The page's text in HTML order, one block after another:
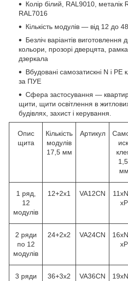
Колір білий, RAL9010, металік
RAL7016
Кількість модулів — від 12 до
Безліч варіантів виготовлення
кольори, прозорі дверцята,
дзеркала
Вбудовані самозатискні N і
за ПУЕ
Сфера застосування —
щити, щити освітлення в
будівлях, захист і керування.
Опис
щита
Кількість
модулів
17,5 мм
Артикул
1 ряд,
12
модулів
12+2х1 VA12CN
2 ряди
по 12
модулів
24+2х2 VA24CN
3 ряди
36+3х2 VA36CN